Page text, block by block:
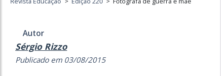
Autor
Sérgio Rizzo
Publicado em 03/08/2015